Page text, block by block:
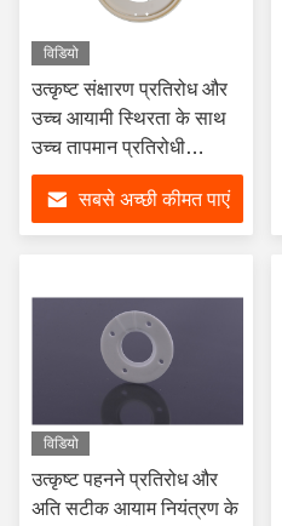
विडियो
उत्कृष्ट संक्षारण प्रतिरोध और
उच्च आयामी स्थिरता के साथ
उच्च तापमान प्रतिरोधी
एल्यूमिना सिरेमिक फ्लैंज रिंग
सबसे अच्छी कीमत पाएं
विडियो
उत्कृष्ट पहनने प्रतिरोध और
अति सटीक आयाम नियंत्रण के